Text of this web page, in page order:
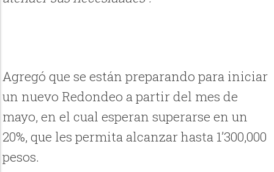
Agregó que se están preparando para iniciar
un nuevo Redondeo a partir del mes de
mayo, en el cual esperan superarse en un
20%, que les permita alcanzar hasta 1’300,000
pesos.